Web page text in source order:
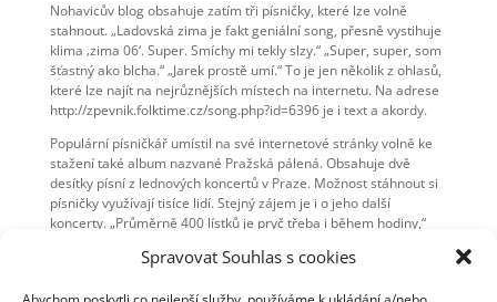
Spravovat Souhlas s cookies
Nohavicův blog obsahuje zatím tři písničky, které lze volně
stahnout. „Ladovská zima je fakt geniální song, přesně vystihuje
klima ‚zima 06‘. Super. Smíchy mi tekly slzy.“ „Super, super, som
šťastný ako blcha.“ „Jarek prostě umí.“ To je jen několik z ohlasů,
které lze najít na nejrůznějších místech na internetu. Na adrese
http://zpevnik.folktime.cz/song.php?id=6396 je i text a akordy.
Populární písničkář umístil na své internetové stránky volně ke
stažení také album nazvané Pražská pálená. Obsahuje dvě
desítky písní z lednových koncertů v Praze. Možnost stáhnout si
písničky využívají tisíce lidí. Stejný zájem je i o jeho další
koncerty. „Průměrně 400 lístků je pryč třeba i během hodiny,“
omlouvá jeho příznivcům, na které se nedostalo.
O Jarkovy koncerty je podle ní „naprosto šílený zájem – a on je